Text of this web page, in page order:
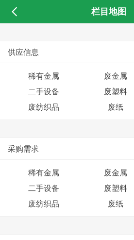
栏目地图
供应信息
稀有金属 废金属
二手设备
废塑料
废纺织品
废纸
采购需求
稀有金属 废金属
二手设备
废塑料
废纺织品
废纸